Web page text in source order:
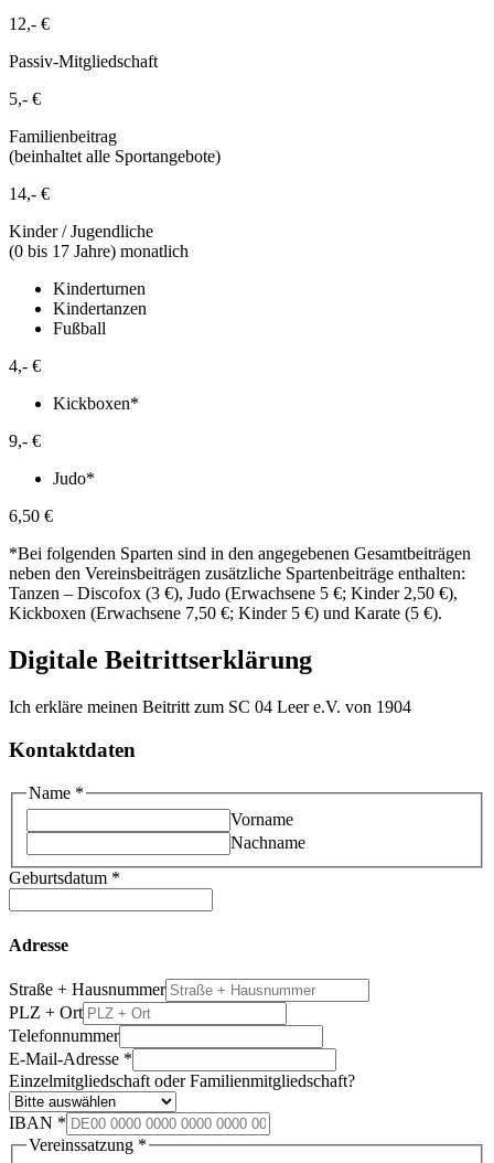
12,- €
Passiv-Mitgliedschaft
5,- €
Familienbeitrag
(beinhaltet alle Sportangebote)
14,- €
Kinder / Jugendliche
(0 bis 17 Jahre) monatlich
Kinderturnen
Kindertanzen
Fußball
4,- €
Kickboxen*
9,- €
Judo*
6,50 €
*Bei folgenden Sparten sind in den angegebenen Gesamtbeiträgen
neben den Vereinsbeiträgen zusätzliche Spartenbeiträge enthalten:
Tanzen – Discofox (3 €), Judo (Erwachsene 5 €; Kinder 2,50 €),
Kickboxen (Erwachsene 7,50 €; Kinder 5 €) und Karate (5 €).
Digitale Beitrittserklärung
Ich erkläre meinen Beitritt zum SC 04 Leer e.V. von 1904
Kontaktdaten
Name *
Vorname
Nachname
Geburtsdatum *
Adresse
Straße + Hausnummer
PLZ + Ort
Ort
e.V.
Beitrittserklärung
Telefonnummer
E-Mail-Adresse *
Einzelmitgliedschaft oder Familienmitgliedschaft?
IBAN *
Vereinssatzung *